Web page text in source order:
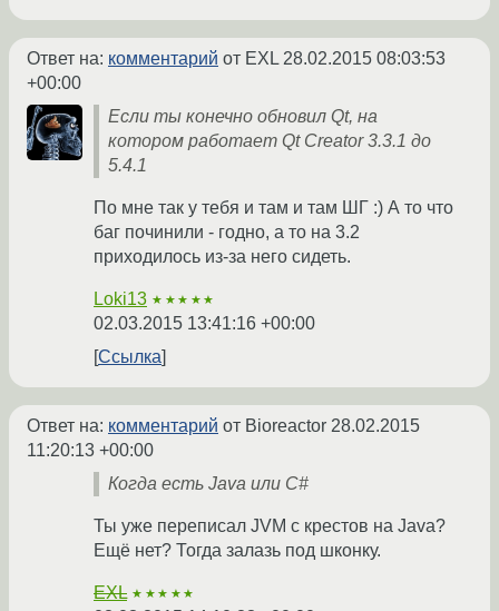
Ответ на: комментарий от EXL28.02.2015 08:03:53
+00:00
Если ты конечно обновил Qt, на
котором работает Qt Creator 3.3.1 до
5.4.1
По мне так у тебя и там и там ШГ :) А то что
баг починили - годно, а то на 3.2
приходилось из-за него сидеть.
Loki13 ★★★★★
02.03.2015 13:41:16 +00:00
Ссылка
Ответ на: комментарий от Bioreactor 28.02.2015
11:20:13 +00:00
Когда есть Java или C#
Ты уже переписал JVM с крестов на Java?
Ещё нет? Тогда залазь под шконку.
EXL ★★★★★